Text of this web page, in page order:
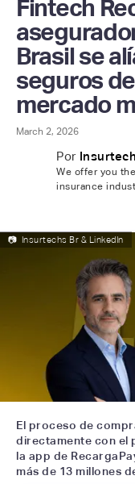
Fintech
Brasil se
seguros
mercado
March 2, 2026
Por
We offer you
insurance
📷 Insurtechs Br & LinkedIn
El proceso de
directamente con el
la app de
más de 13 millones